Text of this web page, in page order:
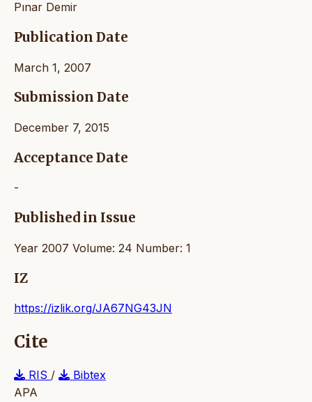
Pınar Demir
Publication Date
March 1, 2007
Submission Date
December 7, 2015
Acceptance Date
-
Published in Issue
Year 2007 Volume: 24 Number: 1
IZ
https://izlik.org/JA67NG43JN
Cite
RIS /
Bibtex
APA